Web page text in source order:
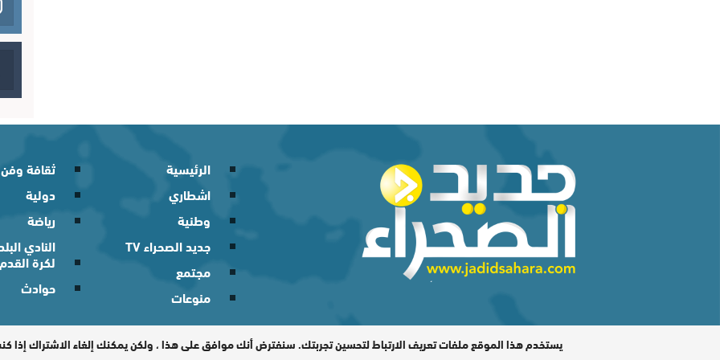
الرئيسية
اشطاري
وطنية
جديد الصحراء TV
مجتمع
منوعات
ثقافة وفن
دولية
رياضة
النادي
لكرة القدم
حوادث
المدير المسؤول : اشكيريد مصطفى / جميع الحقوق محفوظة © 2026
يستخدم هذا الموقع ملفات تعريف الارتباط لتحسين تجربتك. سنفترض أنك موافق على هذا ، ولكن يمكنك إلغاء الاشتراك